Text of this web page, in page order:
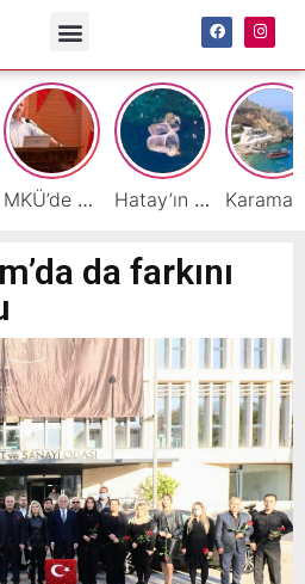
MKÜ’de BAP ve TÜBİTAK 1001 Projeleri Masaya Yatırıldı Hatay’ın Deniz ve Sahillerini Kirleten Tesislere Ceza Yağdı!
da farkını